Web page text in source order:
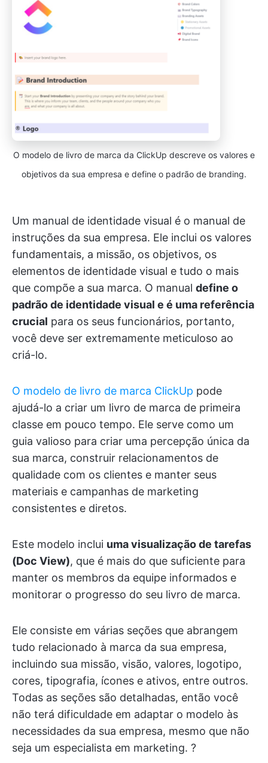
O modelo de livro de marca da ClickUp descreve os valores e
objetivos da sua empresa e define o padrão de branding.
Um manual de identidade visual é o manual de
instruções da sua empresa. Ele inclui os valores
fundamentais, a missão, os objetivos, os
elementos de identidade visual e tudo o mais
que compõe a sua marca. O manual define o
padrão de identidade visual e é uma referência
crucial para os seus funcionários, portanto,
você deve ser extremamente meticuloso ao
criá-lo.
O modelo de livro de marca ClickUp pode
ajudá-lo a criar um livro de marca de primeira
classe em pouco tempo. Ele serve como um
guia valioso para criar uma percepção única da
sua marca, construir relacionamentos de
qualidade com os clientes e manter seus
materiais e campanhas de marketing
consistentes e diretos.
Este modelo inclui uma visualização de tarefas
(Doc View), que é mais do que suficiente para
manter os membros da equipe informados e
monitorar o progresso do seu livro de marca.
Ele consiste em várias seções que abrangem
tudo relacionado à marca da sua empresa,
incluindo sua missão, visão, valores, logotipo,
cores, tipografia, ícones e ativos, entre outros.
Todas as seções são detalhadas, então você
não terá dificuldade em adaptar o modelo às
necessidades da sua empresa, mesmo que não
seja um especialista em marketing. ?